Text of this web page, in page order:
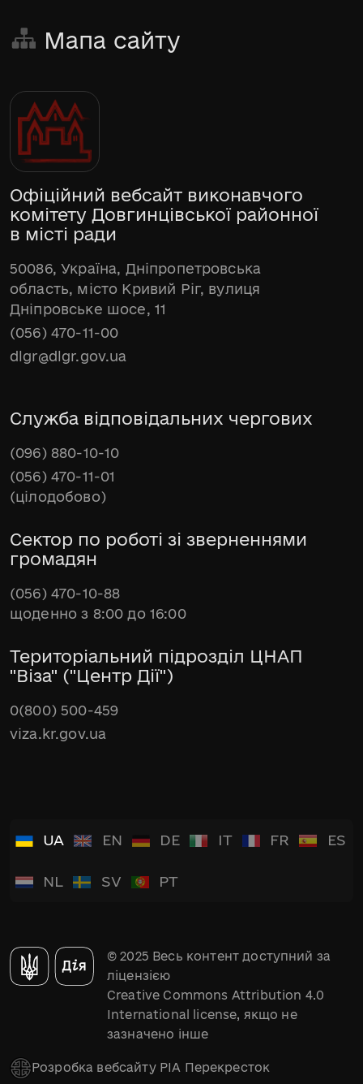
Мапа сайту
Офіційний вебсайт виконавчого
комітету Довгинцівської районної
в місті ради
50086, Україна, Дніпропетровська
область, місто Кривий Ріг, вулиця
Дніпровське шосе, 11
(056) 470-11-00
dlgr@dlgr.gov.ua
Служба відповідальних чергових
(096) 880-10-10
(056) 470-11-01
(цілодобово)
Сектор по роботі зі зверненнями
громадян
(056) 470-10-88
щоденно з 8:00 до 16:00
Територіальний підрозділ ЦНАП
"Віза" ("Центр Дії")
0(800) 500-459
viza.kr.gov.ua
UA EN DE IT FR ES
NL SV PT
© 2025 Весь контент доступний за
ліцензією
Creative Commons Attribution 4.0
International license, якщо не
зазначено інше
Розробка вебсайту РІА Перекресток